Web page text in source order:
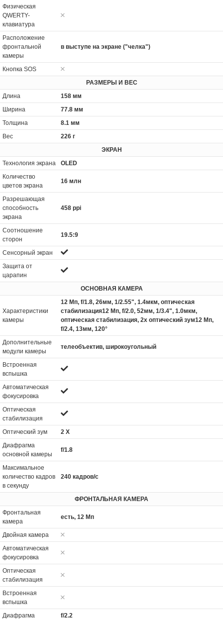
Физическая
QWERTY-
клавиатура
Расположение
фронтальной
камеры
в выступе на экране ("челка")
Кнопка SOS
РАЗМЕРЫ И ВЕС
Длина
158 мм
Ширина
77.8 мм
Толщина
8.1 мм
Вес
226 г
ЭКРАН
Технология экрана
OLED
Количество
цветов экрана
16 млн
Разрешающая
способность
экрана
458 ppi
Соотношение
сторон
19.5:9
Сенсорный экран
Защита от
царапин
ОСНОВНАЯ КАМЕРА
Характеристики
камеры
12 Мп, f/1.8, 26мм, 1/2.55", 1.4мкм, оптическая
стабилизация12 Мп, f/2.0, 52мм, 1/3.4", 1.0мкм,
оптическая стабилизация, 2x оптический зум12 Мп,
f/2.4, 13мм, 120°
Дополнительные
модули камеры
телеобъектив, широкоугольный
Встроенная
вспышка
Автоматическая
фокусировка
Оптическая
стабилизация
Оптический зум
2 Х
Диафрагма
основной камеры
f/1.8
Максимальное
количество кадров
в секунду
240 кадров/с
ФРОНТАЛЬНАЯ КАМЕРА
Фронтальная
камера
есть, 12 Мп
Двойная камера
Автоматическая
фокусировка
Оптическая
стабилизация
Встроенная
вспышка
Диафрагма
f/2.2